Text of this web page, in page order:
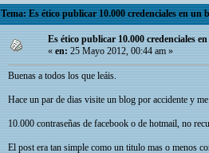
Tema: Es ético publicar 10.000 credenciales en un
Es ético publicar 10.000 credenciales
«en:25 Mayo 2012, 00:44 am »
Buenas a todos los que leáis.
Hace un par de dias visite un blog por accidente y
10.000 contraseñas de facebook o de hotmail, no
El post era tan simple como un titulo mas o menos